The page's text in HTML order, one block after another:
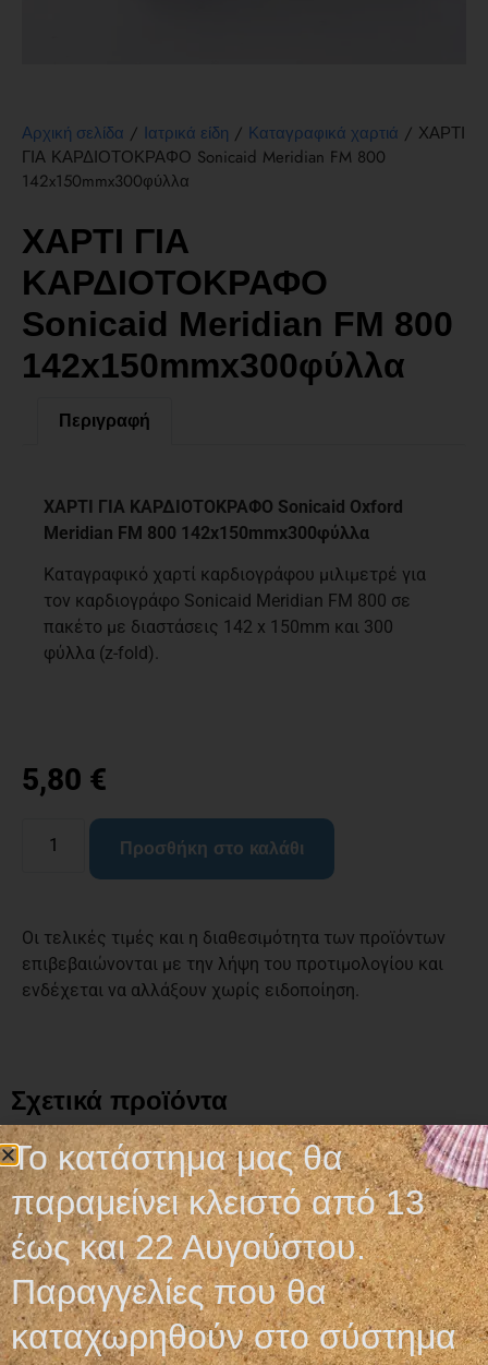
Αρχική σελίδα / Ιατρικά είδη / Καταγραφικά χαρτιά / ΧΑΡΤΙ
ΓΙΑ ΚΑΡΔΙΟΤΟΚΡΑΦΟ Sonicaid Meridian FM 800
142x150mmx300φύλλα
ΧΑΡΤΙ ΓΙΑ
ΚΑΡΔΙΟΤΟΚΡΑΦΟ
Sonicaid Meridian FM 800
142x150mmx300φύλλα
Περιγραφή
ΧΑΡΤΙ ΓΙΑ ΚΑΡΔΙΟΤΟΚΡΑΦΟ Sonicaid Oxford
Meridian FM 800 142x150mmx300φύλλα
Καταγραφικό χαρτί καρδιογράφου μιλιμετρέ για
τον καρδιογράφο Sonicaid Meridian FM 800 σε
πακέτο με διαστάσεις 142 x 150mm και 300
φύλλα (z-fold).
5,80 €
Προσθήκη στο καλάθι
Οι τελικές τιμές και η διαθεσιμότητα των προϊόντων
επιβεβαιώνονται με την λήψη του προτιμολογίου και
ενδέχεται να αλλάξουν χωρίς ειδοποίηση.
Σχετικά προϊόντα
Το κατάστημα μας θα
παραμείνει κλειστό από 13
έως και 22 Αυγούστου.
Παραγγελίες που θα
καταχωρηθούν στο σύστημα